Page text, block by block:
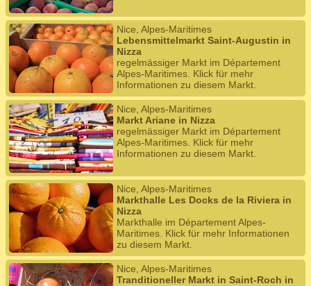
Nice, Alpes-Maritimes
Lebensmittelmarkt Saint-Augustin in
Nizza
regelmässiger Markt im Département
Alpes-Maritimes. Klick für mehr
Informationen zu diesem Markt.
Nice, Alpes-Maritimes
Markt Ariane in Nizza
regelmässiger Markt im Département
Alpes-Maritimes. Klick für mehr
Informationen zu diesem Markt.
Nice, Alpes-Maritimes
Markthalle Les Docks de la Riviera in
Nizza
Markthalle im Département Alpes-
Maritimes. Klick für mehr Informationen
zu diesem Markt.
Nice, Alpes-Maritimes
Tranditioneller Markt in Saint-Roch in